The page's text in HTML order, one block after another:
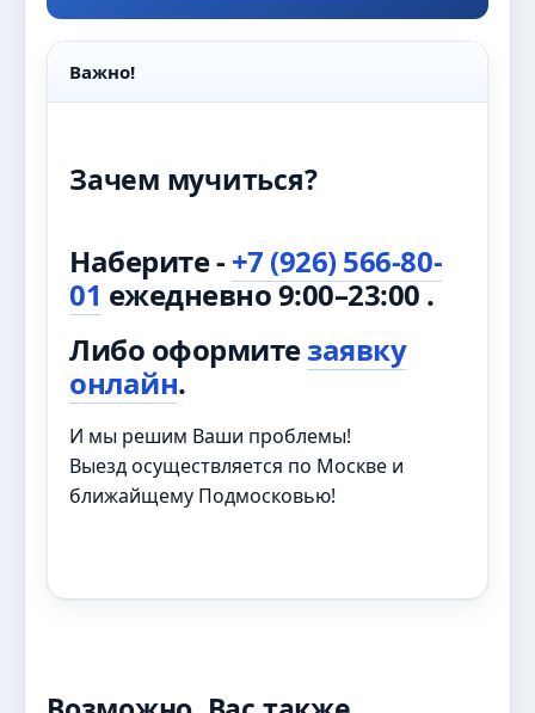
Важно!
Зачем мучиться?
Наберите - +7 (926) 566-80-
01 ежедневно 9:00–23:00 .
Либо оформитезаявку
онлайн.
И мы решим Ваши проблемы!
Выезд осуществляется по Москве и
ближайщему Подмосковью!